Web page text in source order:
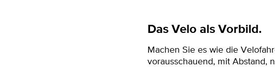
Das Velo als Vorbild.
Machen Sie es wie die
vorausschauend, mit Abstand,